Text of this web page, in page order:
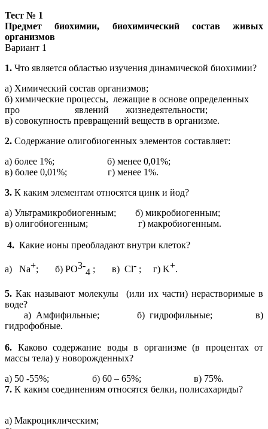
Тест № 1
Предмет биохимии, биохимический состав живых
организмов
Вариант 1
1. Что является областью изучения динамической биохимии?
а) Химический состав организмов;
б) химические процессы, лежащие в основе определенных
про явлений жизнедеятельности;
в) совокупность превращений веществ в организме.
2. Содержание олигобиогенных элементов составляет:
а) более 1%; б) менее 0,01%;
в) более 0,01%; г) менее 1%.
3. К каким элементам относятся цинк и йод?
а) Ультрамикробиогенным; б) микробиогенным;
в) олигобиогенным; г) макробиогенным.
4. Какие ионы преобладают внутри клеток?
а) Na+; б) PO3-
4 ; в) Cl- ; г) K+.
5. Как называют молекулы (или их части) нерастворимые в
воде?
а) Амфифильные; б) гидрофильные; в)
гидрофобные.
6. Каково содержание воды в организме (в процентах от
массы тела) у новорожденных?
а) 50 -55%; б) 60 – 65%; в) 75%.
7. К каким соединениям относятся белки, полисахариды?
а) Макроциклическим;